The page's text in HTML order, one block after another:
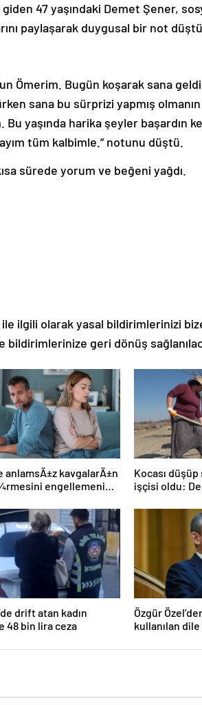
47 yaşındaki Demet Şener,
paylaşarak duygusal bir not
Ömerim. Bugün koşarak sana
sana bu sürprizi yapmış
yaşında harika şeyler başardın
tüm kalbimle.” notunu düştü.
sürede yorum ve beğeni yağdı.
ilgili olarak yasal bildirimlerinizi
geri dönüş
anlamsÄ±z kavgalarÄ±n
engellemenin 5
Kocası
işçisi oldu:
drift atan kadın
48 bin lira ceza
Özgür
kullanılan